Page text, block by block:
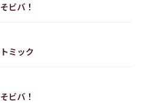
ビバ！
ミック
ビバ！